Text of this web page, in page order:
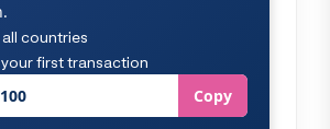
countries
first transaction
Copy